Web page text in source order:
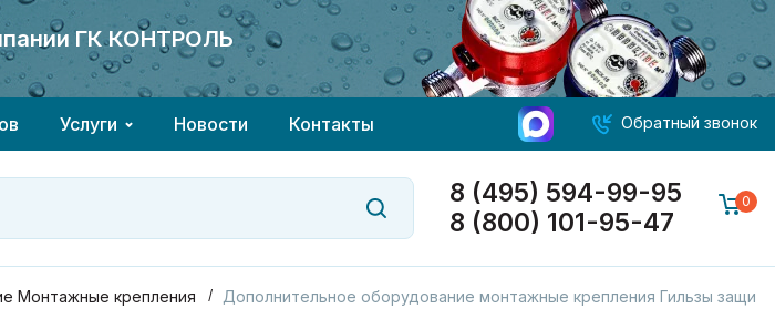
ГК КОНТРОЛЬ
ГК КОНТРОЛЬ
Услуги Новости Контакты Обратный звонок
8 (495) 594-99-95
8 (800) 101-95-47
0
Монтажные крепления Дополнительное оборудование монтажные крепления Гильзы